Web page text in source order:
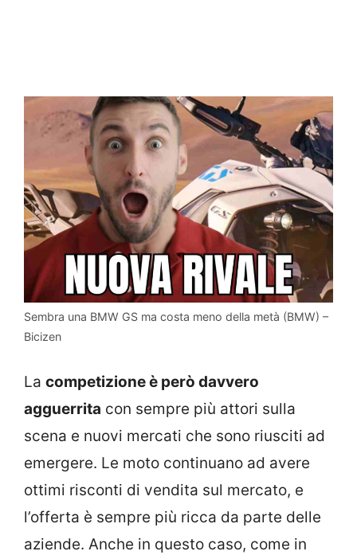
Sembra una BMW GS ma costa meno della metà (BMW) –
Bicizen
La competizione è però davvero
agguerrita con sempre più attori sulla
scena e nuovi mercati che sono riusciti ad
emergere. Le moto continuano ad avere
ottimi risconti di vendita sul mercato, e
l’offerta è sempre più ricca da parte delle
aziende. Anche in questo caso, come in